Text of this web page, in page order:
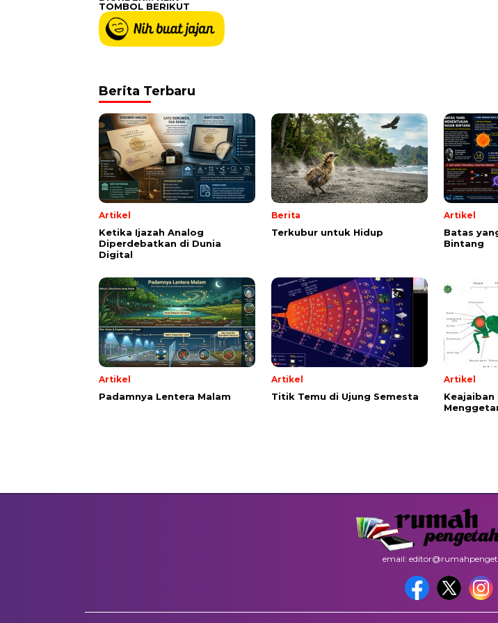
TOMBOL BERIKUT
Berita Terbaru
Artikel
Ketika Ijazah Analog
Diperdebatkan di Dunia
Digital
Berita
Terkubur untuk Hidup
Artikel
Batas
Bintang
Artikel
Padamnya Lentera Malam
Artikel
Titik Temu di Ujung Semesta
Artikel
Keajaiban
email: